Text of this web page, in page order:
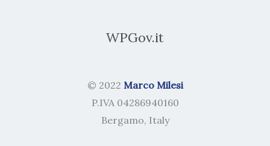
WPGov.it
© 2022 Marco Milesi
P.IVA 04286940160
Bergamo, Italy